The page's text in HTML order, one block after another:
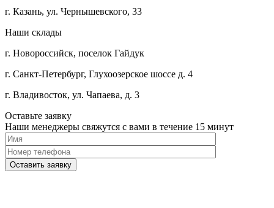
г. Казань, ул. Чернышевского, 33
Наши склады
г. Новороссийск, поселок Гайдук
г. Санкт-Петербург, Глухоозерское шоссе д. 4
г. Владивосток, ул. Чапаева, д. 3
Оставьте заявку
Наши менеджеры свяжутся с вами в течение 15 минут